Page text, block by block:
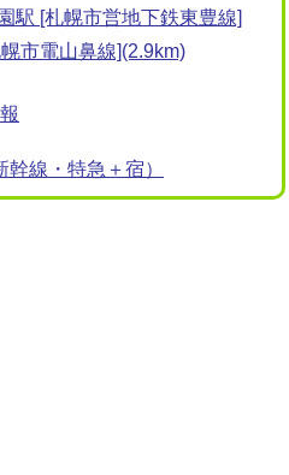
駅 [札幌市営地下鉄東豊線]
市電山鼻線](2.9km)
線・特急＋宿）